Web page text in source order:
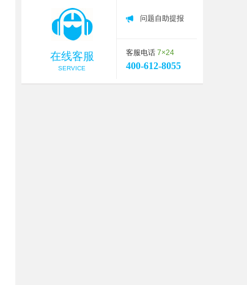
在线客服
SERVICE
问题自助提报
客服电话 7×24
400-612-8055